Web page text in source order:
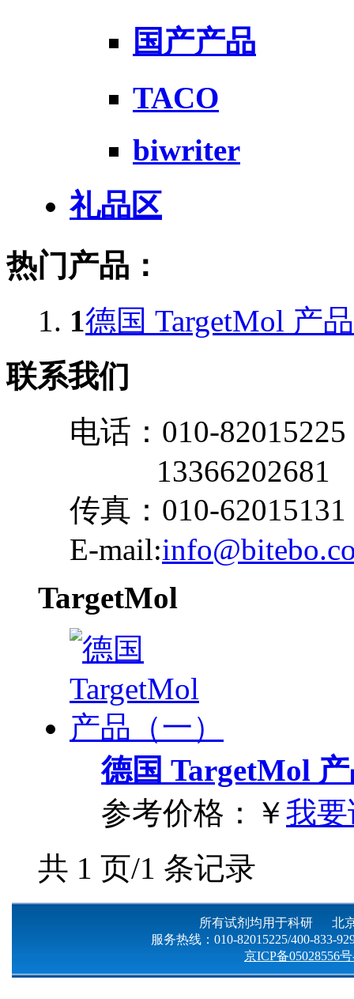
国产产品
TACO
biwriter
礼品区
热门产品：
1德国 TargetMol 产
联系我们
电话：010-82015225
13366202681
传真：010-62015131
E-mail:
TargetMol
德国 TargetMol
参考价格：
￥我
共 1 页/1 条记录
所有试剂均用于科研 北
服务热线：010-82015225/400-833-
京ICP备05028556